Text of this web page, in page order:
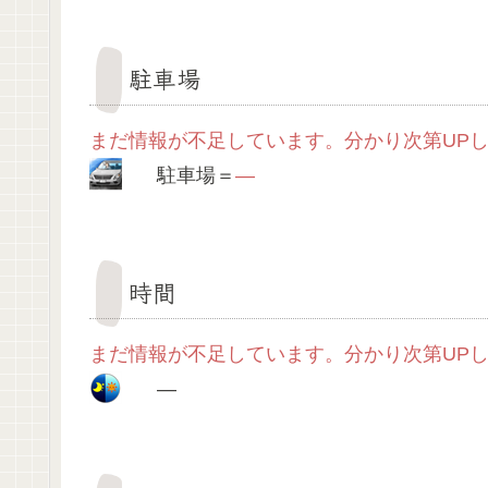
駐車場
まだ情報が不足しています。分かり次第UPし
駐車場＝ —
時間
まだ情報が不足しています。分かり次第UPし
—